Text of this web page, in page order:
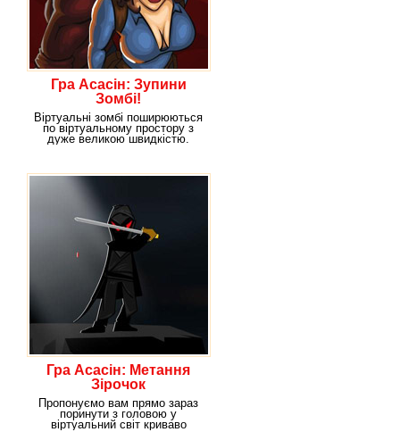
Гра Асасін: Зупини
Зомбі!
Віртуальні зомбі поширюються
по віртуальному простору з
дуже великою швидкістю.
Гра Асасін: Метання
Зірочок
Пропонуємо вам прямо зараз
поринути з головою у
віртуальний світ криваво